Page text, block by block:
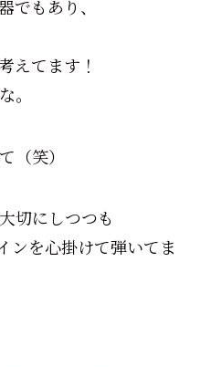
でもあり、
えてます！
。
（笑）
切にしつつも
ンを心掛けて弾いてま